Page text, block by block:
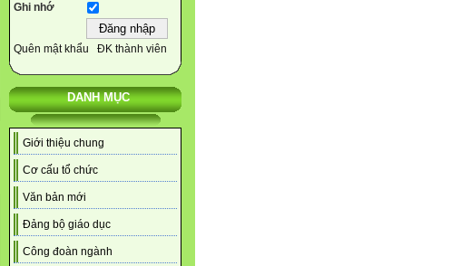
Ghi nhớ
Quên mật khẩu ĐK thành viên
DANH MỤC
Giới thiệu chung
Cơ cấu tổ chức
Văn bản mới
Đảng bộ giáo dục
Công đoàn ngành